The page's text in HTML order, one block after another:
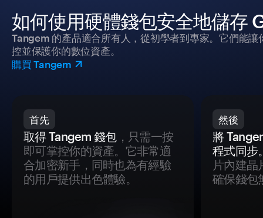
如何使用硬體錢包安全地儲存
Tangem 的產品適合所有人，從初學者到專家。它們能
控並保護你的數位資產。
購買 Tangem
首先
取得 Tangem 錢包，只需一按
即可掌控你的資產。它非常適
合加密新手，同時也為有經驗
的用戶提供出色體驗。
然後
將
程式同步
片內建晶
確保錢包